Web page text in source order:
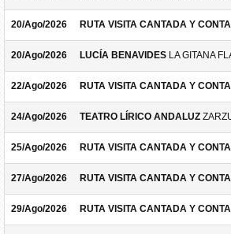
20/Ago/2026 RUTA VISITA CANTADA Y
20/Ago/2026 LUCÍA BENAVIDES LA GITANA
22/Ago/2026 RUTA VISITA CANTADA Y
24/Ago/2026 TEATRO LÍRICO ANDALUZ
25/Ago/2026 RUTA VISITA CANTADA Y
27/Ago/2026 RUTA VISITA CANTADA Y
29/Ago/2026 RUTA VISITA CANTADA Y